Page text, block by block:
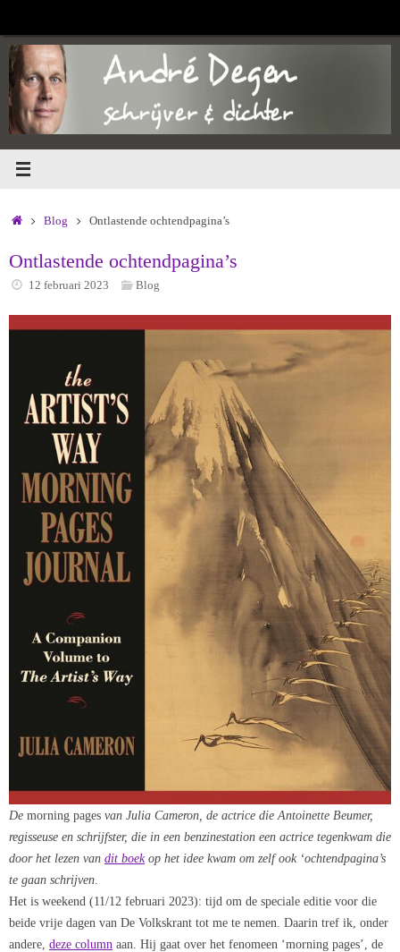
de
inhoud
HomeBlog Ontlastende ochtendpagina’s
Ontlastende ochtendpagina’s
12 februari 2023 Blog
De morning pages van Julia Cameron, de actrice die Antoinette Beumer,
regisseuse en schrijfster, die in een benzinestation een actrice tegenkwam die
door het lezen van dit boekop het idee kwam om zelf ook ‘ochtendpagina’s
te gaan schrijven
Het is weekend (11/12 februari 2023): tijd om de speciale editie voor die
beide vrije dagen van De Volkskrant tot me te nemen. Daarin tref ik, onder
andere, deze column aan. Hij gaat over het fenomeen ‘morning pages’, de